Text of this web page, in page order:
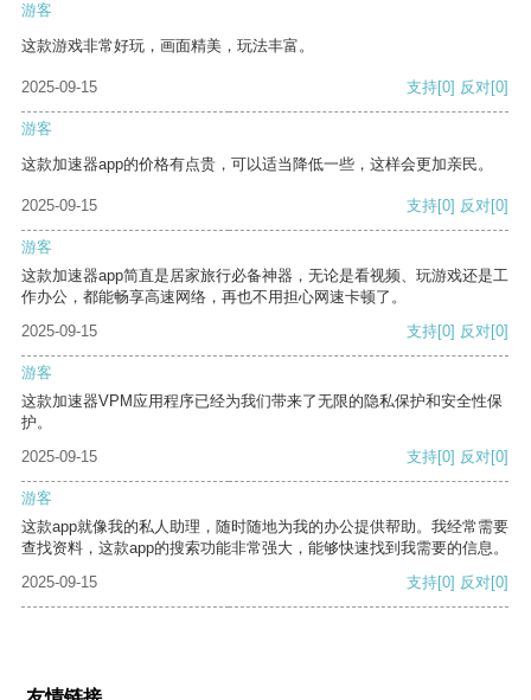
游客
这款游戏非常好玩，画面精美，玩法丰富。
2025-09-15 支持[0] 反对[0]
游客
这款加速器app的价格有点贵，可以适当降低一些，这样会更加亲民。
2025-09-15 支持[0] 反对[0]
游客
这款加速器app简直是居家旅行必备神器，无论是看视频、玩游戏还是工
作办公，都能畅享高速网络，再也不用担心网速卡顿了。
2025-09-15
支持[0] 反对[0]
游客
这款加速器VPM应用程序已经为我们带来了无限的隐私保护和安全性保
护。
2025-09-15
支持[0] 反对[0]
游客
这款app就像我的私人助理，随时随地为我的办公提供帮助。我经常需要
查找资料，这款app的搜索功能非常强大，能够快速找到我需要的信息。
2025-09-15
支持[0] 反对[0]